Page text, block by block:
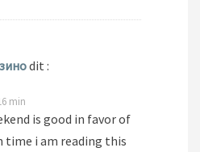
dit :
min
is good in favor of
time i am reading this